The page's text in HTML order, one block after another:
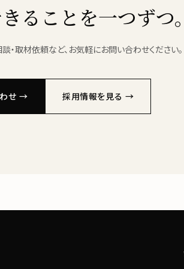
ることを一つずつ。
・取材依頼など、お気軽にお問い合わせください。
わせ → 採用情報を見る →